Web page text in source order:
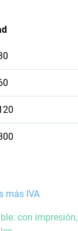
más IVA
con